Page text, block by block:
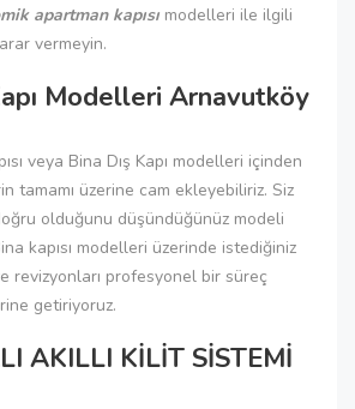
apartman kapısı modelleri ile ilgili
vermeyin.
Modelleri Arnavutköy
veya Bina Dış Kapı modelleri içinden
tamamı üzerine cam ekleyebiliriz. Siz
olduğunu düşündüğünüz modeli
kapısı modelleri üzerinde istediğiniz
revizyonları profesyonel bir süreç
getiriyoruz.
AKILLI KİLİT SİSTEMİ